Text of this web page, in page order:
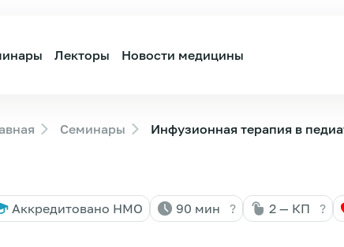
Лекторы Новости медицины
Семинары Инфузионная терапия в
Аккредитовано НМО 90 мин ? 2 — КП ?